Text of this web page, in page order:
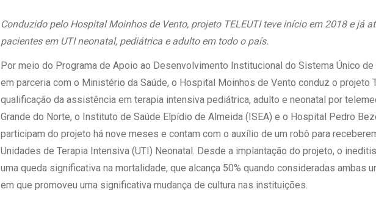
Estrutura de Gestão
Exames - Portal Médico
Fisioterapia
Responsabilidade Ambiental
Responsabilidade Social
Serviço Social
Saúde Digital Moinhos
Conduzido pelo Hospital Moinhos de Vento, projeto TELEUTI teve início em 2018 e já
pacientes em UTI neonatal, pediátrica e adulto em todo o país.
Por meio do Programa de Apoio ao Desenvolvimento Institucional do Sistema Único de
em parceria com o Ministério da Saúde, o Hospital Moinhos de Vento conduz o projeto
qualificação da assistência em terapia intensiva pediátrica, adulto e neonatal por
Grande do Norte, o Instituto de Saúde Elpídio de Almeida (ISEA) e o Hospital Pedro
participam do projeto há nove meses e contam com o auxílio de um robô para
Unidades de Terapia Intensiva (UTI) Neonatal. Desde a implantação do projeto, o
uma queda significativa na mortalidade, que alcança 50% quando consideradas ambas
em que promoveu uma significativa mudança de cultura nas instituições.